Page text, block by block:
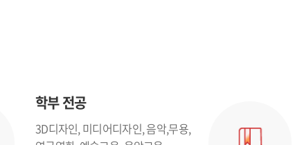
학부 전공
3D디자인, 미디어디자인, 음악,무용,